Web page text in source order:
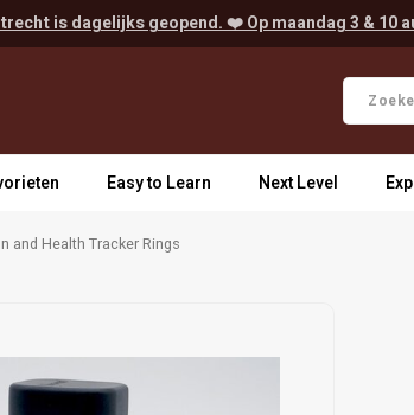
is dagelijks geopend. ❤️ Op maandag 3 & 10
Easy to Learn Next Level
and Health Tracker Rings